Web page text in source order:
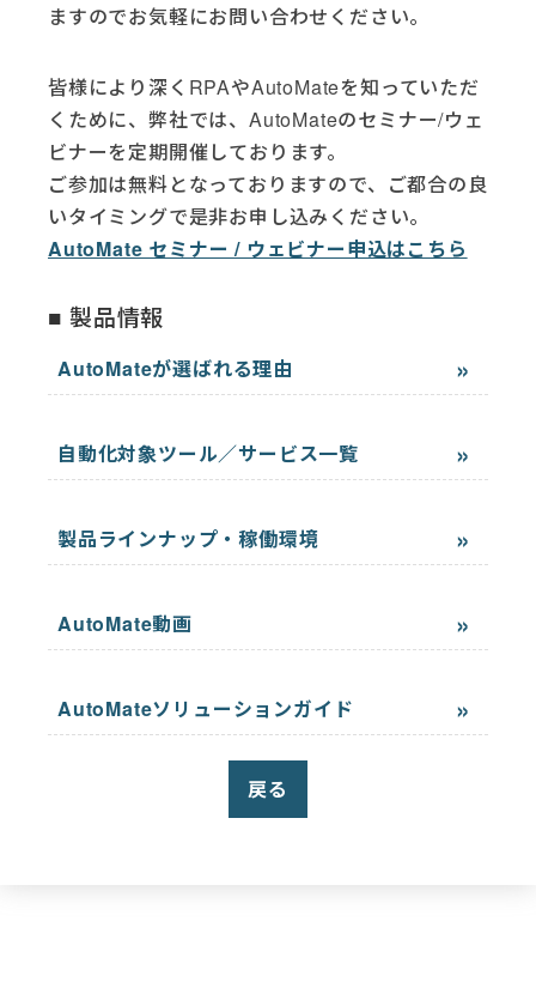
ますのでお気軽にお問い合わせください。
皆様により深くRPAやAutoMateを知っていただ
くために、弊社では、AutoMateのセミナー/ウェ
ビナーを定期開催しております。
ご参加は無料となっておりますので、ご都合の良
いタイミングで是非お申し込みください。
AutoMate セミナー / ウェビナー申込はこちら
製品情報
AutoMateが選ばれる理由
自動化対象ツール／サービス一覧
製品ラインナップ・稼働環境
AutoMate動画
AutoMateソリューションガイド
戻る